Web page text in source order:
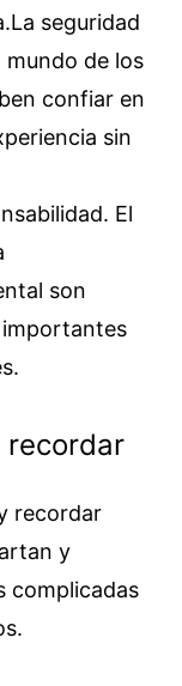
seguridad
mundo de los
confiar en
sin
El
son
importantes
recordar
recordar
y
complicadas